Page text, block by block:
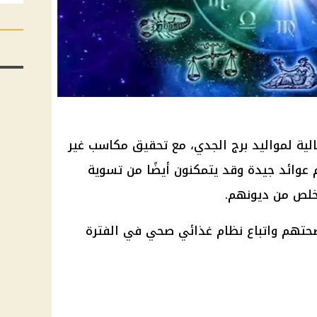
لمواليد برج الجدي، مع تحقيق مكاسب غير
جيدة وقد يتمكنون أيضًا من تسوية
من ديونهم.
واتباع نظام غذائي صحي في الفترة